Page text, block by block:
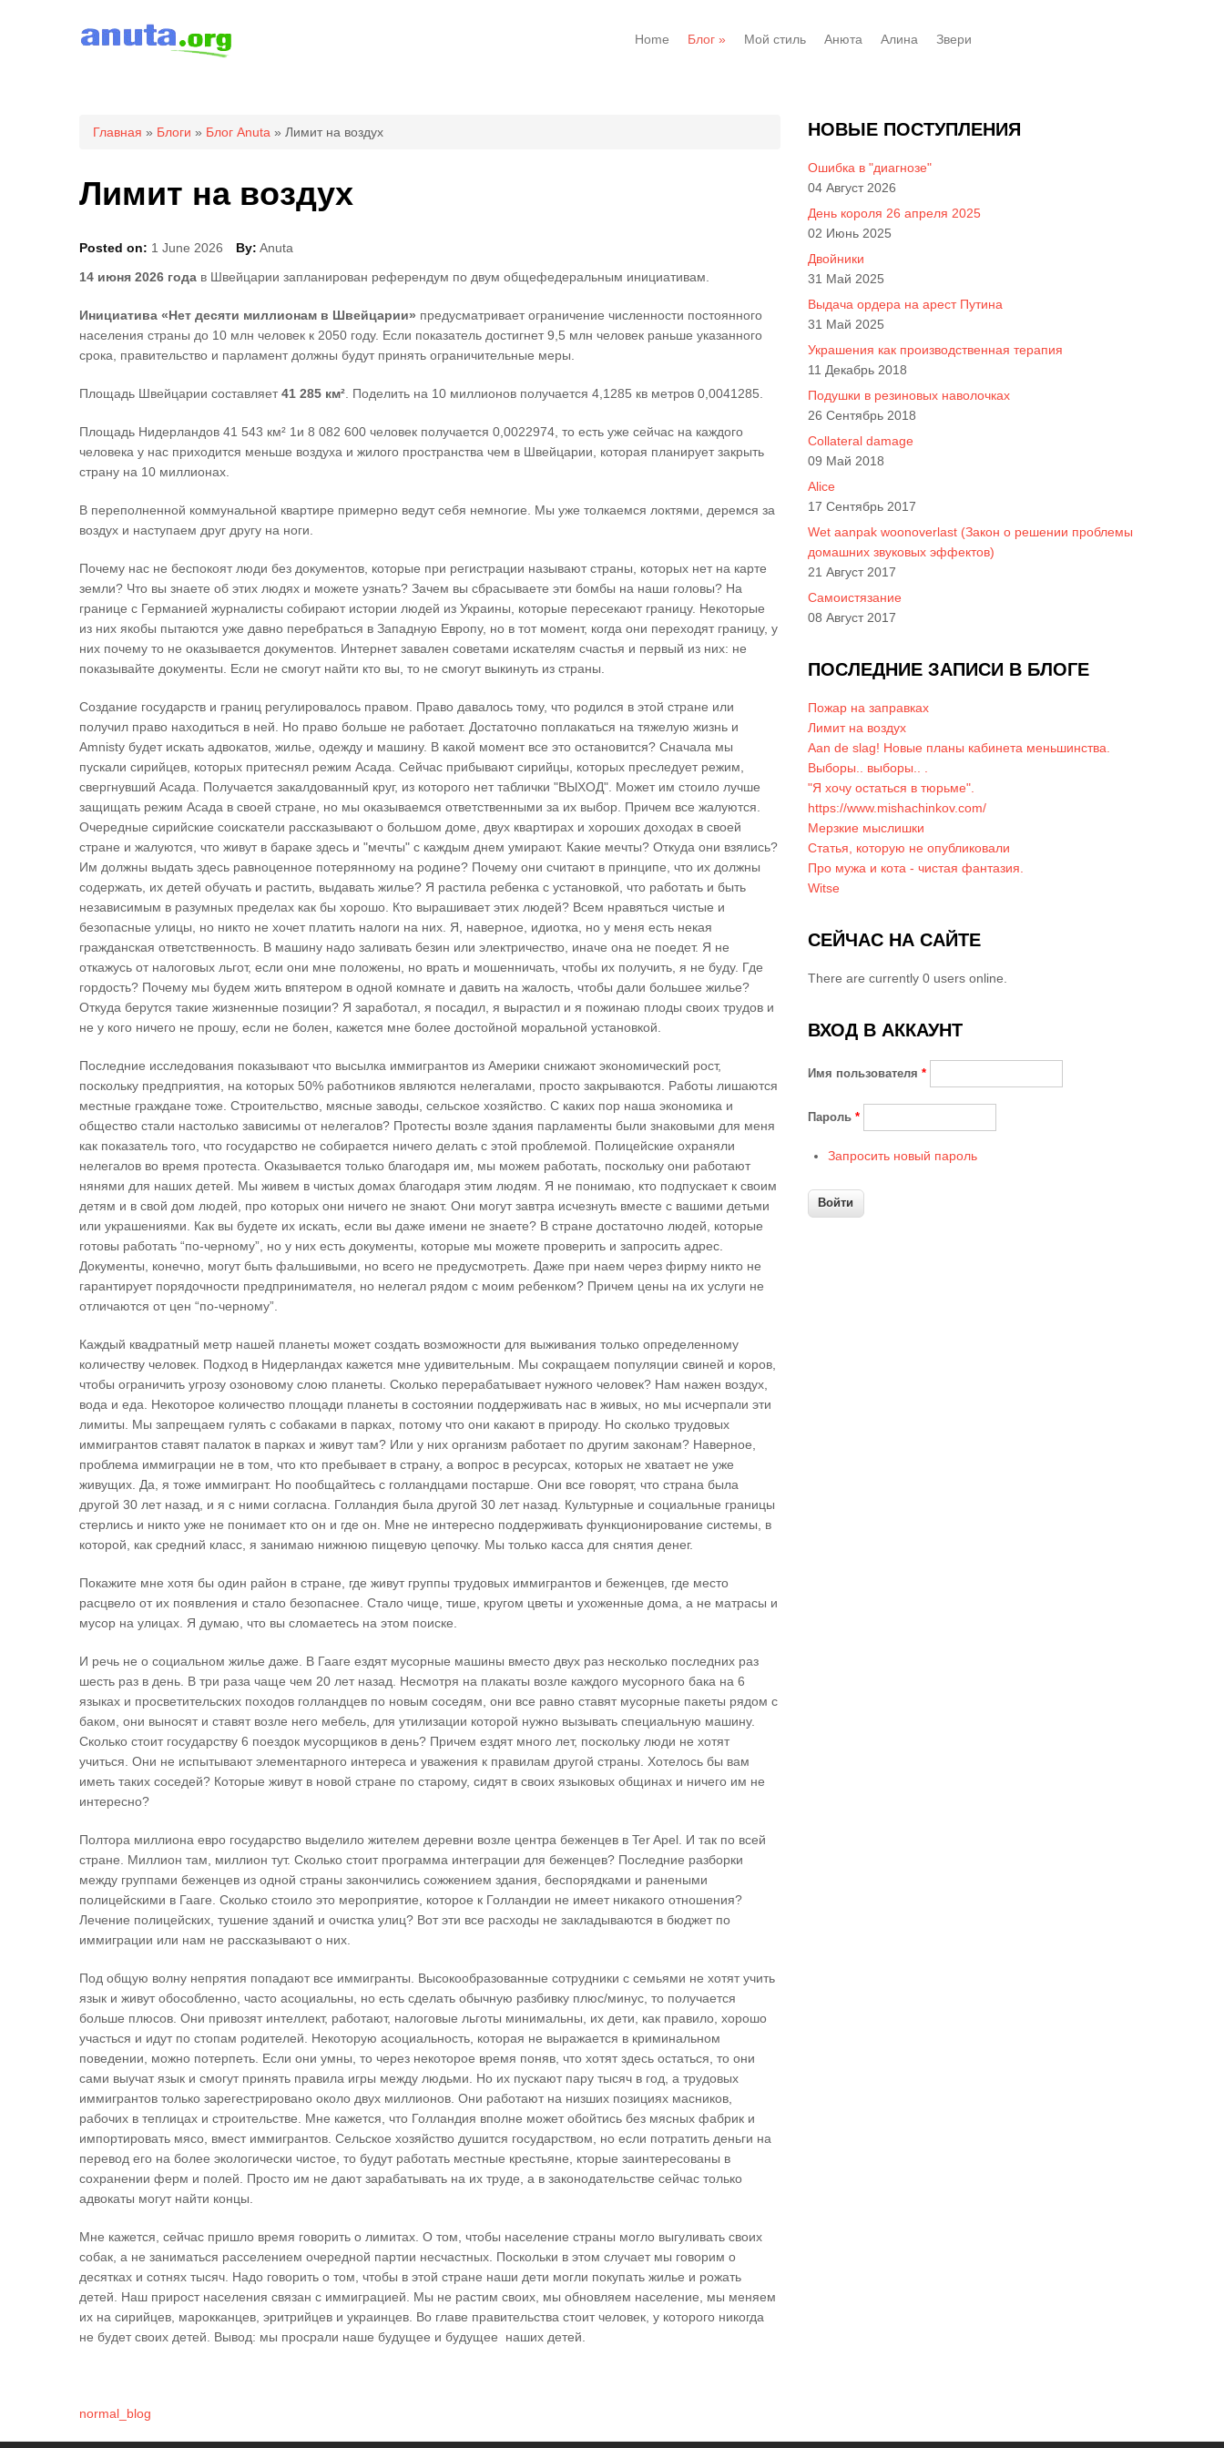
Home Блог » Мой стиль Анюта Алинa Звери
Вы здесь
Главная » Блоги » Блог Anuta » Лимит на воздух
Лимит на воздух
Posted on: 1 June 2026 By: Anuta
14 июня 2026 года в Швейцарии запланирован референдум по двум общефедеральным инициативам.
Инициатива «Нет десяти миллионам в Швейцарии» предусматривает ограничение численности постоянного
населения страны до 10 млн человек к 2050 году. Если показатель достигнет 9,5 млн человек раньше указанного
срока, правительство и парламент должны будут принять ограничительные меры.
Площадь Швейцарии составляет41 285 км² . Поделить на 10 миллионов получается 4,1285 кв метров 0,0041285.
Площадь Нидерландов 41 543 км² 1и 8 082 600 человек получается 0,0022974, то есть уже сейчас на каждого
человека у нас приходится меньше воздуха и жилого пространства чем в Швейцарии, которая планирует закрыть
страну на 10 миллионах.
В переполненной коммунальной квартире примерно ведут себя немногие. Мы уже толкаемся локтями, деремся за
воздух и наступаем друг другу на ноги.
Почему нас не беспокоят люди без документов, которые при регистрации называют страны, которых нет на карте
земли? Что вы знаете об этих людях и можете узнать? Зачем вы сбрасываете эти бомбы на наши головы? На
границе с Германией журналисты собирают истории людей из Украины, которые пересекают границу. Некоторые
из них якобы пытаются уже давно перебраться в Западную Европу, но в тот момент, когда они переходят границу, у
них почему то не оказывается документов. Интернет завален советами искателям счастья и первый из них: не
показывайте документы. Если не смогут найти кто вы, то не смогут выкинуть из страны.
Создание государств и границ регулировалось правом. Право давалось тому, что родился в этой стране или
получил право находиться в ней. Но право больше не работает. Достаточно поплакаться на тяжелую жизнь и
Amnisty будет искать адвокатов, жилье, одежду и машину. В какой момент все это остановится? Сначала мы
пускали сирийцев, которых притеснял режим Асада. Сейчас прибывают сирийцы, которых преследует режим,
свергнувший Асада. Получается закалдованный круг, из которого нет таблички "ВЫХОД". Может им стоило лучше
защищать режим Асада в своей стране, но мы оказываемся ответственными за их выбор. Причем все жалуются.
Очередные сирийские соискатели рассказывают о большом доме, двух квартирах и хороших доходах в своей
стране и жалуются, что живут в бараке здесь и "мечты" с каждым днем умирают. Какие мечты? Откуда они взялись?
Им должны выдать здесь равноценное потерянному на родине? Почему они считают в принципе, что их должны
содержать, их детей обучать и растить, выдавать жилье? Я растила ребенка с установкой, что работать и быть
независимым в разумных пределах как бы хорошо. Кто вырашивает этих людей? Всем нравяться чистые и
безопасные улицы, но никто не хочет платить налоги на них. Я, наверное, идиотка, но у меня есть некая
гражданская ответственность. В машину надо заливать безин или электричество, иначе она не поедет. Я не
откажусь от налоговых льгот, если они мне положены, но врать и мошенничать, чтобы их получить, я не буду. Где
гордость? Почему мы будем жить впятером в одной комнате и давить на жалость, чтобы дали большее жилье?
Откуда берутся такие жизненные позиции? Я заработал, я посадил, я вырастил и я пожинаю плоды своих трудов и
не у кого ничего не прошу, если не болен, кажется мне более достойной моральной установкой.
Последние исследования показывают что высылка иммигрантов из Америки снижают экономический рост,
поскольку предприятия, на которых 50% работников являются нелегалами, просто закрываются. Работы лишаются
местные граждане тоже. Строительство, мясные заводы, сельское хозяйство. С каких пор наша экономика и
общество стали настолько зависимы от нелегалов? Протесты возле здания парламенты были знаковыми для меня
как показатель того, что государство не собирается ничего делать с этой проблемой. Полицейские охраняли
нелегалов во время протеста. Оказывается только благодаря им, мы можем работать, поскольку они работают
нянями для наших детей. Мы живем в чистых домах благодаря этим людям. Я не понимаю, кто подпускает к своим
детям и в свой дом людей, про которых они ничего не знают. Они могут завтра исчезнуть вместе с вашими детьми
или украшениями. Как вы будете их искать, если вы даже имени не знаете? В стране достаточно людей, которые
готовы работать “по-черному”, но у них есть документы, которые мы можете проверить и запросить адрес.
Документы, конечно, могут быть фальшивыми, но всего не предусмотреть. Даже при наем через фирму никто не
гарантирует порядочности предпринимателя, но нелегал рядом с моим ребенком? Причем цены на их услуги не
отличаются от цен “по-черному”.
Каждый квадратный метр нашей планеты может создать возможности для выживания только определенному
количеству человек. Подход в Нидерландах кажется мне удивительным. Мы сокращаем популяции свиней и коров,
чтобы ограничить угрозу озоновому слою планеты. Сколько перерабатывает нужного человек? Нам нажен воздух,
вода и еда. Некоторое количество площади планеты в состоянии поддерживать нас в живых, но мы исчерпали эти
лимиты. Мы запрещаем гулять с собаками в парках, потому что они какают в природу. Но сколько трудовых
иммигрантов ставят палаток в парках и живут там? Или у них организм работает по другим законам? Наверное,
проблема иммиграции не в том, что кто пребывает в страну, а вопрос в ресурсах, которых не хватает не уже
живущих. Да, я тоже иммигрант. Но пообщайтесь с голландцами постарше. Они все говорят, что страна была
другой 30 лет назад, и я с ними согласна. Голландия была другой 30 лет назад. Культурные и социальные границы
стерлись и никто уже не понимает кто он и где он. Мне не интересно поддерживать функционирование системы, в
которой, как средний класс, я занимаю нижнюю пищевую цепочку. Мы только касса для снятия денег.
Покажите мне хотя бы один район в стране, где живут группы трудовых иммигрантов и беженцев, где место
расцвело от их появления и стало безопаснее. Стало чище, тише, кругом цветы и ухоженные дома, а не матрасы и
мусор на улицах. Я думаю, что вы сломаетесь на этом поиске.
И речь не о социальном жилье даже. В Гааге ездят мусорные машины вместо двух раз несколько последних раз
шесть раз в день. В три раза чаще чем 20 лет назад. Несмотря на плакаты возле каждого мусорного бака на 6
языках и просветительских походов голландцев по новым соседям, они все равно ставят мусорные пакеты рядом с
баком, они выносят и ставят возле него мебель, для утилизации которой нужно вызывать специальную машину.
Сколько стоит государству 6 поездок мусорщиков в день? Причем ездят много лет, поскольку люди не хотят
учиться. Они не испытывают элементарного интереса и уважения к правилам другой страны. Хотелось бы вам
иметь таких соседей? Которые живут в новой стране по старому, сидят в своих языковых общинах и ничего им не
интересно?
Полтора миллиона евро государство выделило жителем деревни возле центра беженцев в Ter Apel. И так по всей
стране. Миллион там, миллион тут. Сколько стоит программа интеграции для беженцев? Последние разборки
между группами беженцев из одной страны закончились сожжением здания, беспорядками и ранеными
полицейскими в Гааге. Сколько стоило это мероприятие, которое к Голландии не имеет никакого отношения?
Лечение полицейских, тушение зданий и очистка улиц? Вот эти все расходы не закладываются в бюджет по
иммиграции или нам не рассказывают о них.
Под общую волну непрятия попадают все иммигранты. Высокообразованные сотрудники с семьями не хотят учить
язык и живут обособленно, часто асоциальны, но есть сделать обычную разбивку плюс/минус, то получается
больше плюсов. Они привозят интеллект, работают, налоговые льготы минимальны, их дети, как правило, хорошо
участься и идут по стопам родителей. Некоторую асоциальность, которая не выражается в криминальном
поведении, можно потерпеть. Если они умны, то через некоторое время поняв, что хотят здесь остаться, то они
сами выучат язык и смогут принять правила игры между людьми. Но их пускают пару тысяч в год, а трудовых
иммигрантов только зарегестрировано около двух миллионов. Они работают на низших позициях масников,
рабочих в теплицах и строительстве. Мне кажется, что Голландия вполне может обойтись без мясных фабрик и
импортировать мясо, вмест иммигрантов. Сельское хозяйство душится государством, но если потратить деньги на
перевод его на более экологически чистое, то будут работать местные крестьяне, кторые заинтересованы в
сохранении ферм и полей. Просто им не дают зарабатывать на их труде, а в законодательстве сейчас только
адвокаты могут найти концы.
Мне кажется, сейчас пришло время говорить о лимитах. О том, чтобы население страны могло выгуливать своих
собак, а не заниматься расселением очередной партии несчастных. Поскольки в этом случает мы говорим о
десятках и сотнях тысяч. Надо говорить о том, чтобы в этой стране наши дети могли покупать жилье и рожать
детей. Наш прирост населения связан с иммиграцией. Мы не растим своих, мы обновляем население, мы меняем
их на сирийцев, марокканцев, эритрийцев и украинцев. Во главе правительства стоит человек, у которого никогда
не будет своих детей. Вывод: мы просрали наше будущее и будущее наших детей.
normal_blog
НОВЫЕ ПОСТУПЛЕНИЯ
Ошибка в "диагнозе"
04 Август 2026
День короля 26 апреля 2025
02 Июнь 2025
Двойники
31 Май 2025
Выдача ордера на арест Путина
31 Май 2025
Украшения как производственная терапия
11 Декабрь 2018
Подушки в резиновых наволочках
26 Сентябрь 2018
Collateral damage
09 Май 2018
Alice
17 Сентябрь 2017
Wet aanpak woonoverlast (Закон о решении проблемы
домашних звуковых эффектов)
21 Август 2017
Самоистязание
08 Август 2017
ПОСЛЕДНИЕ ЗАПИСИ В БЛОГЕ
Пожар на заправках
Лимит на воздух
Aan de slag! Новые планы кабинета меньшинства.
Выборы.. выборы.. .
"Я хочу остаться в тюрьме".
https://www.mishachinkov.com/
Мерзкие мыслишки
Статья, которую не опубликовали
Про мужа и кота - чистая фантазия.
Witse
СЕЙЧАС НА САЙТЕ
There are currently 0 users online.
ВХОД В АККАУНТ
Имя пользователя *
Пароль *
Запросить новый пароль